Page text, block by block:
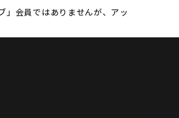
会員ではありませんが、アッ